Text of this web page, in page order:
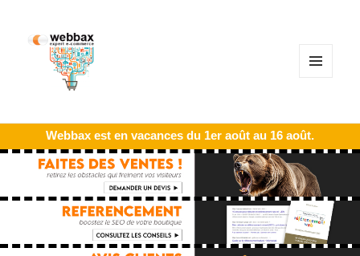
Webbax est en vacances du 1er août au 16 août.